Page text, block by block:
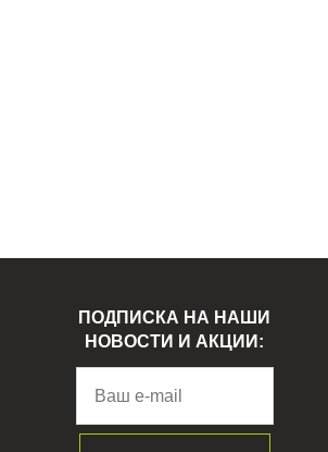
ПОДПИСКА НА НАШИ
НОВОСТИ И АКЦИИ: